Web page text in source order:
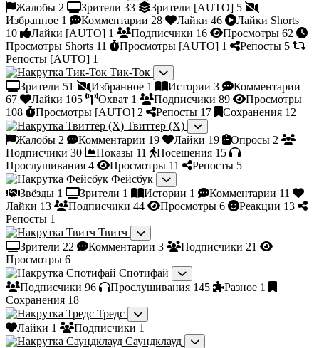
Жалобы 2 Зрители 33 Зрители [AUTO] 5
Избранное 1 Комментарии 28 Лайки 46
Лайки Shorts
10
Лайки [AUTO] 1 Подписчики 16 Просмотры 62
Просмотры Shorts 11 Просмотры [AUTO] 1 Репосты 5
Репосты [AUTO] 1
Тик-Ток
Зрители 51 Избранное 1 Истории 3
Комментарии
67
Лайки 105 Охват 1 Подписчики 89
Просмотры
108
Просмотры [AUTO] 2 Репосты 17 Сохранения 12
Твиттер (X)
Жалобы 2 Комментарии 19 Лайки 19 Опросы 2
Подписчики 30 Показы 11 Посещения 15
Прослушивания 4 Просмотры 11 Репосты 5
Фейсбук
Звёзды 1 Зрители 1 Истории 1 Комментарии 11
Лайки 13 Подписчики 44 Просмотры 6 Реакции 13
Репосты 1
Твитч
Зрители 22 Комментарии 3 Подписчики 21
Просмотры 6
Спотифай
Подписчики 96 Прослушивания 145 Разное 1
Сохранения 18
Тредс
Лайки 1 Подписчики 1
Саундклауд